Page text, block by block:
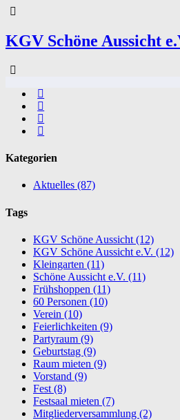
KGV Schöne Aussicht
Kategorien
Aktuelles (87)
Tags
KGV Schöne Aussicht (12)
KGV Schöne Aussicht e.V. (12)
Kleingarten (11)
Schöne Aussicht e.V. (11)
Frühshoppen (11)
60 Personen (10)
Verein (10)
Feierlichkeiten (9)
Partyraum (9)
Geburtstag (9)
Raum mieten (9)
Vorstand (9)
Fest (8)
Festsaal mieten (7)
Mitgliederversammlung (2)